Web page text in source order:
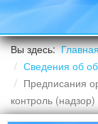
Вы здесь:
Сведения об
Предписания
контроль